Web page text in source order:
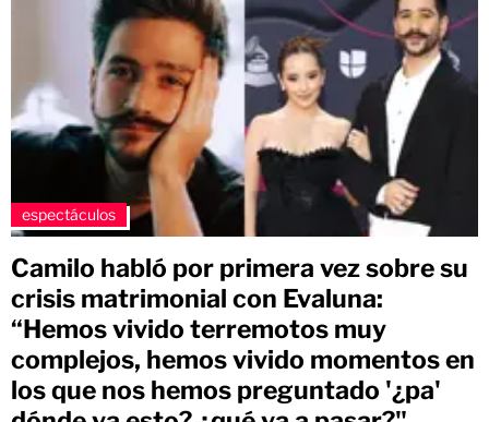
espectáculos
Camilo habló por primera vez sobre su
crisis matrimonial con Evaluna:
“Hemos vivido terremotos muy
complejos, hemos vivido momentos en
los que nos hemos preguntado '¿pa'